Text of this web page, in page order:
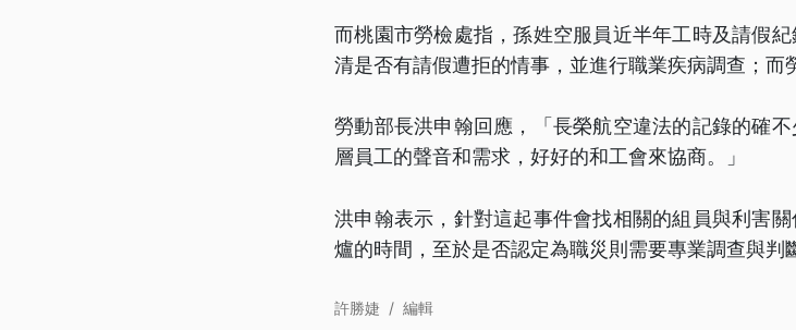
而桃園市勞檢處指，孫姓空服員近半年工時及請假
清是否有請假遭拒的情事，並進行職業疾病調查；而
勞動部長洪申翰回應，「長榮航空違法的記錄的確
層員工的聲音和需求，好好的和工會來協商。」
洪申翰表示，針對這起事件會找相關的組員與利害
爐的時間，至於是否認定為職災則需要專業調查與判
許勝婕 / 編輯